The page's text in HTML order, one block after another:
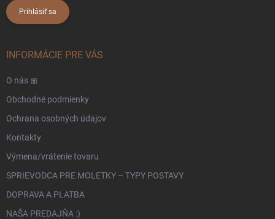
Prihlásiť sa
INFORMÁCIE PRE VÁS
O nás 🎀
Obchodné podmienky
Ochrana osobných údajov
Kontakty
Výmena/vrátenie tovaru
SPRIEVODCA PRE MOLETKY – TYPY POSTAVY
DOPRAVA A PLATBA
NAŠA PREDAJŇA :)